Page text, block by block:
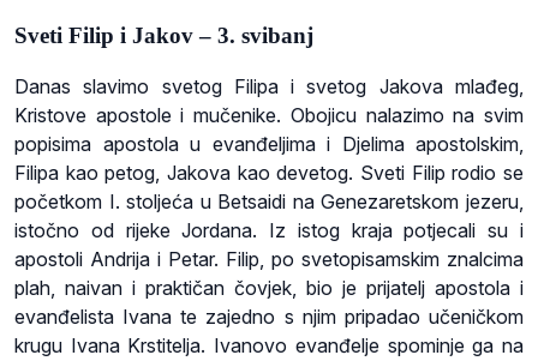
Sveti Filip i Jakov – 3. svibanj
Danas slavimo svetog Filipa i svetog Jakova mlađeg,
Kristove apostole i mučenike. Obojicu nalazimo na svim
popisima apostola u evanđeljima i Djelima apostolskim,
Filipa kao petog, Jakova kao devetog. Sveti Filip rodio se
početkom I. stoljeća u Betsaidi na Genezaretskom jezeru,
istočno od rijeke Jordana. Iz istog kraja potjecali su i
apostoli Andrija i Petar. Filip, po svetopisamskim znalcima
plah, naivan i praktičan čovjek, bio je prijatelj apostola i
evanđelista Ivana te zajedno s njim pripadao učeničkom
krugu Ivana Krstitelja. Ivanovo evanđelje spominje ga na